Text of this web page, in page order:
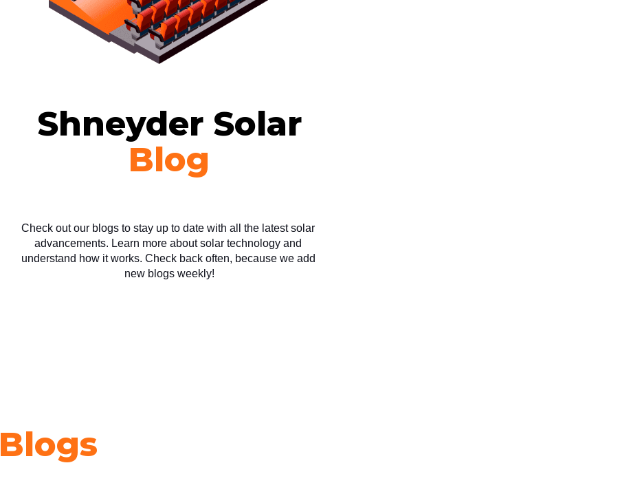
Shneyder Solar
Blog
Check out our blogs to stay up to date with all the latest solar
advancements. Learn more about solar technology and
understand how it works. Check back often, because we add
new blogs weekly!
Blogs